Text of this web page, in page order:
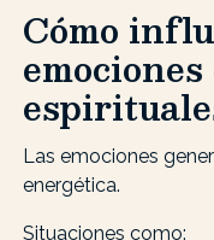
Cómo
Las emociones
energética.
Situaciones como: